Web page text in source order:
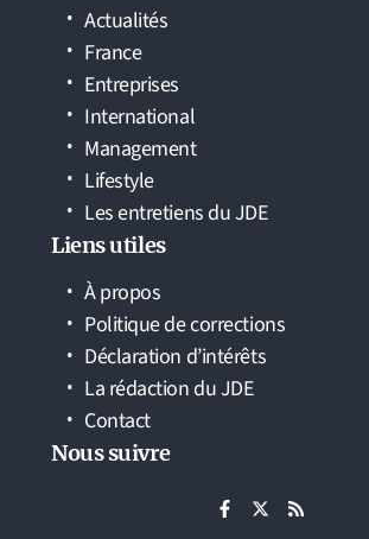
Actualités
France
Entreprises
International
Management
Lifestyle
Les entretiens du JDE
Liens utiles
À propos
Politique de corrections
Déclaration d’intérêts
La rédaction du JDE
Contact
Nous suivre